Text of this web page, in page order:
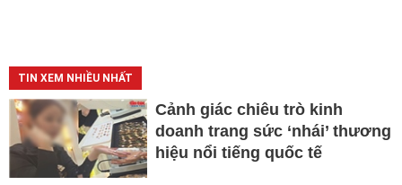
TIN XEM NHIỀU NHẤT
Cảnh giác chiêu trò kinh
doanh trang sức ‘nhái’ thương
hiệu nổi tiếng quốc tế